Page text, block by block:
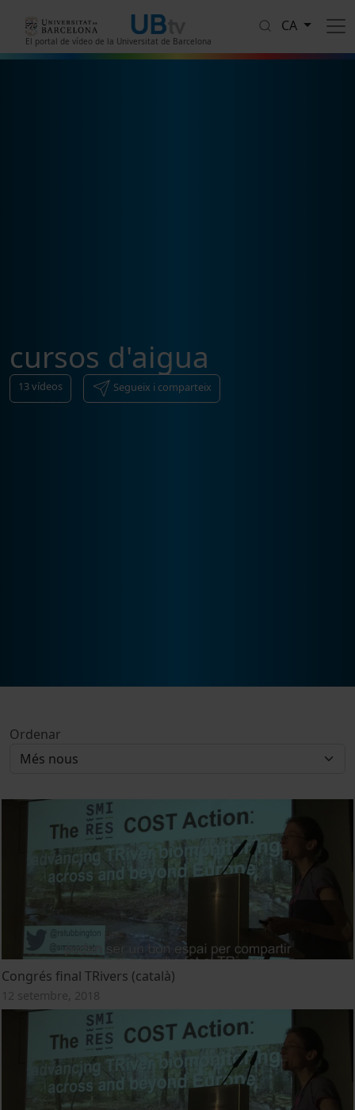
El portal de vídeo de la Universitat de Barcelona
CA
cursos d'aigua
13vídeos Segueix i comparteix
Ordenar
Congrés final TRivers (català)
12 setembre, 2018